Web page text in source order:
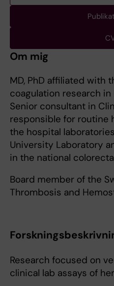
Om mig
MD, PhD affiliated with
coagulation research in
Senior consultant in
responsible for routine
the hospital
University Laboratory
in the national
Board member of the
Thrombosis and
Research focused on
clinical lab assays of